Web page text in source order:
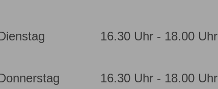
16.30 Uhr - 18.00 Uhr
16.30 Uhr - 18.00 Uhr